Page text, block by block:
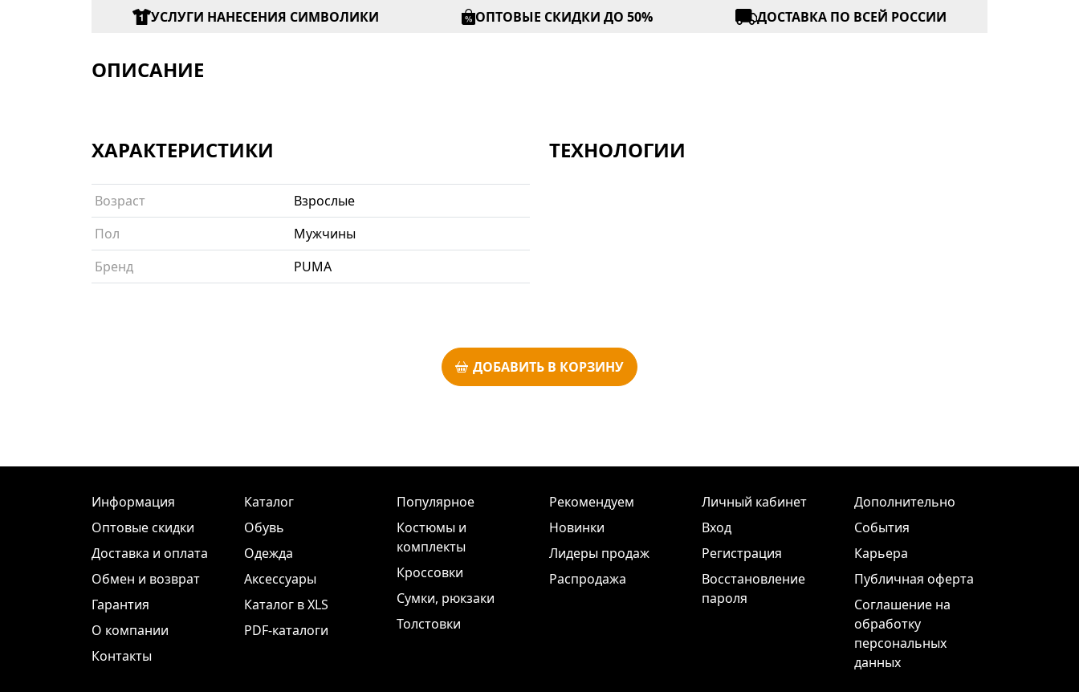
УСЛУГИ НАНЕСЕНИЯ СИМВОЛИКИ ОПТОВЫЕ СКИДКИ ДО 50% ДОСТАВКА ПО ВСЕЙ РОССИИ
ОПИСАНИЕ
ХАРАКТЕРИСТИКИ
Возраст
Взрослые
Пол
Мужчины
Бренд
PUMA
ТЕХНОЛОГИИ
ДОБАВИТЬ В КОРЗИНУ
Информация
Оптовые скидки
Доставка и оплата
Обмен и возврат
Гарантия
О компании
Контакты
Каталог
Обувь
Одежда
Аксессуары
Каталог в XLS
PDF-каталоги
Популярное
Костюмы и
комплекты
Кроссовки
Сумки, рюкзаки
Толстовки
Рекомендуем
Новинки
Лидеры продаж
Распродажа
Личный кабинет
Вход
Регистрация
Восстановление
пароля
Дополнительно
События
Карьера
Публичная оферта
Соглашение на
обработку
персональных
данных